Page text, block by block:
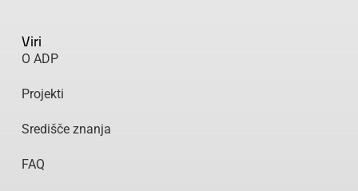
Viri
O ADP
Projekti
Središče znanja
FAQ